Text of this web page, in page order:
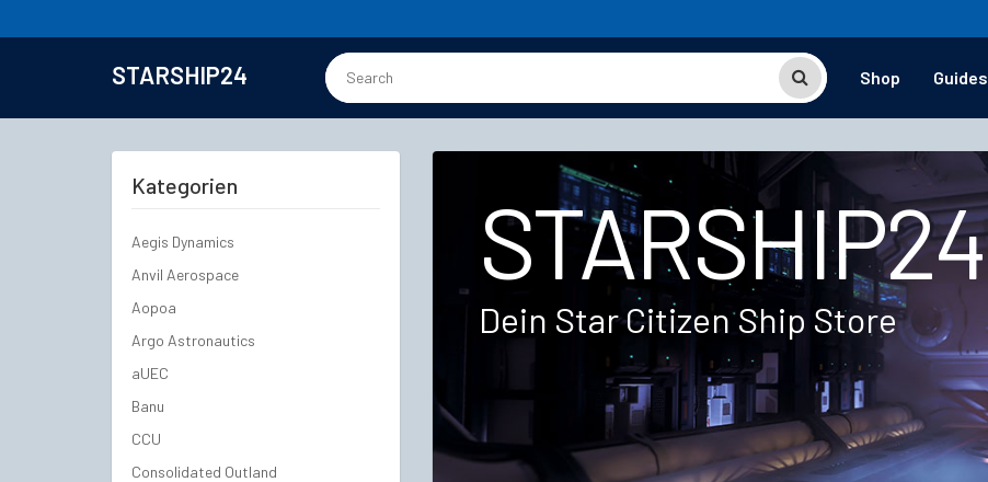
STARSHIP24 Shop Guides
STARSHIP24
Dein Star Citizen Ship Store
Kategorien
Aegis Dynamics
Anvil Aerospace
Aopoa
Argo Astronautics
aUEC
Banu
CCU
Consolidated Outland